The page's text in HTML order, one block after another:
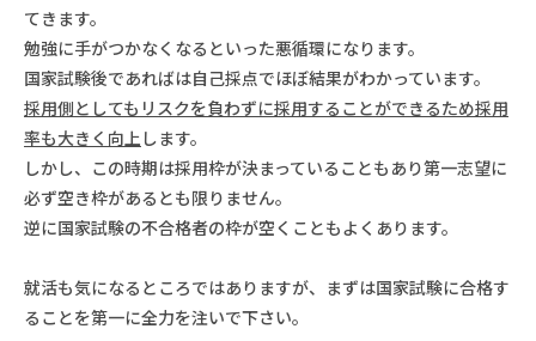
てきます。
勉強に手がつかなくなるといった悪循環になります。
国家試験後であればは自己採点でほぼ結果がわかっています。
採用側としてもリスクを負わずに採用することができるため採用
率も大きく向上 します。
しかし、この時期は採用枠が決まっていることもあり第一志望に
必ず空き枠があるとも限りません。
逆に国家試験の不合格者の枠が空くこともよくあります。
就活も気になるところではありますが、まずは国家試験に合格す
ることを第一に全力を注いで下さい。